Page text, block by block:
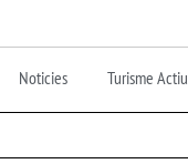
Noticies Turisme Actiu